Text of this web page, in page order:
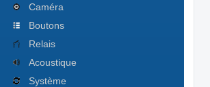
Caméra
Boutons
Relais
Acoustique
Système